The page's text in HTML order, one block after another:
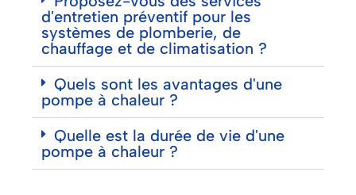
d'entretien préventif pour les
systèmes de plomberie, de
chauffage et de climatisation ?
Quels sont les avantages d'une
pompe à chaleur ?
Quelle est la durée de vie d'une
pompe à chaleur ?